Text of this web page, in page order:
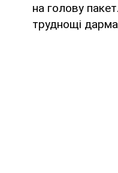
на голову
труднощі дарма